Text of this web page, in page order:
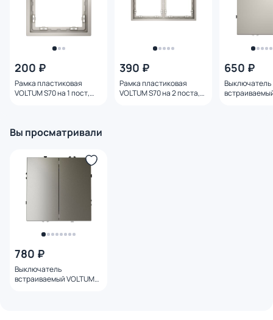
200 ₽
Рамка пластиковая
VOLTUM S70 на 1 пост,
390 ₽
Рамка пластиковая
VOLTUM S70 на 2 поста,
650 ₽
Выключатель
Вы просматривали
780 ₽
Выключатель
встраиваемый VOLTUM